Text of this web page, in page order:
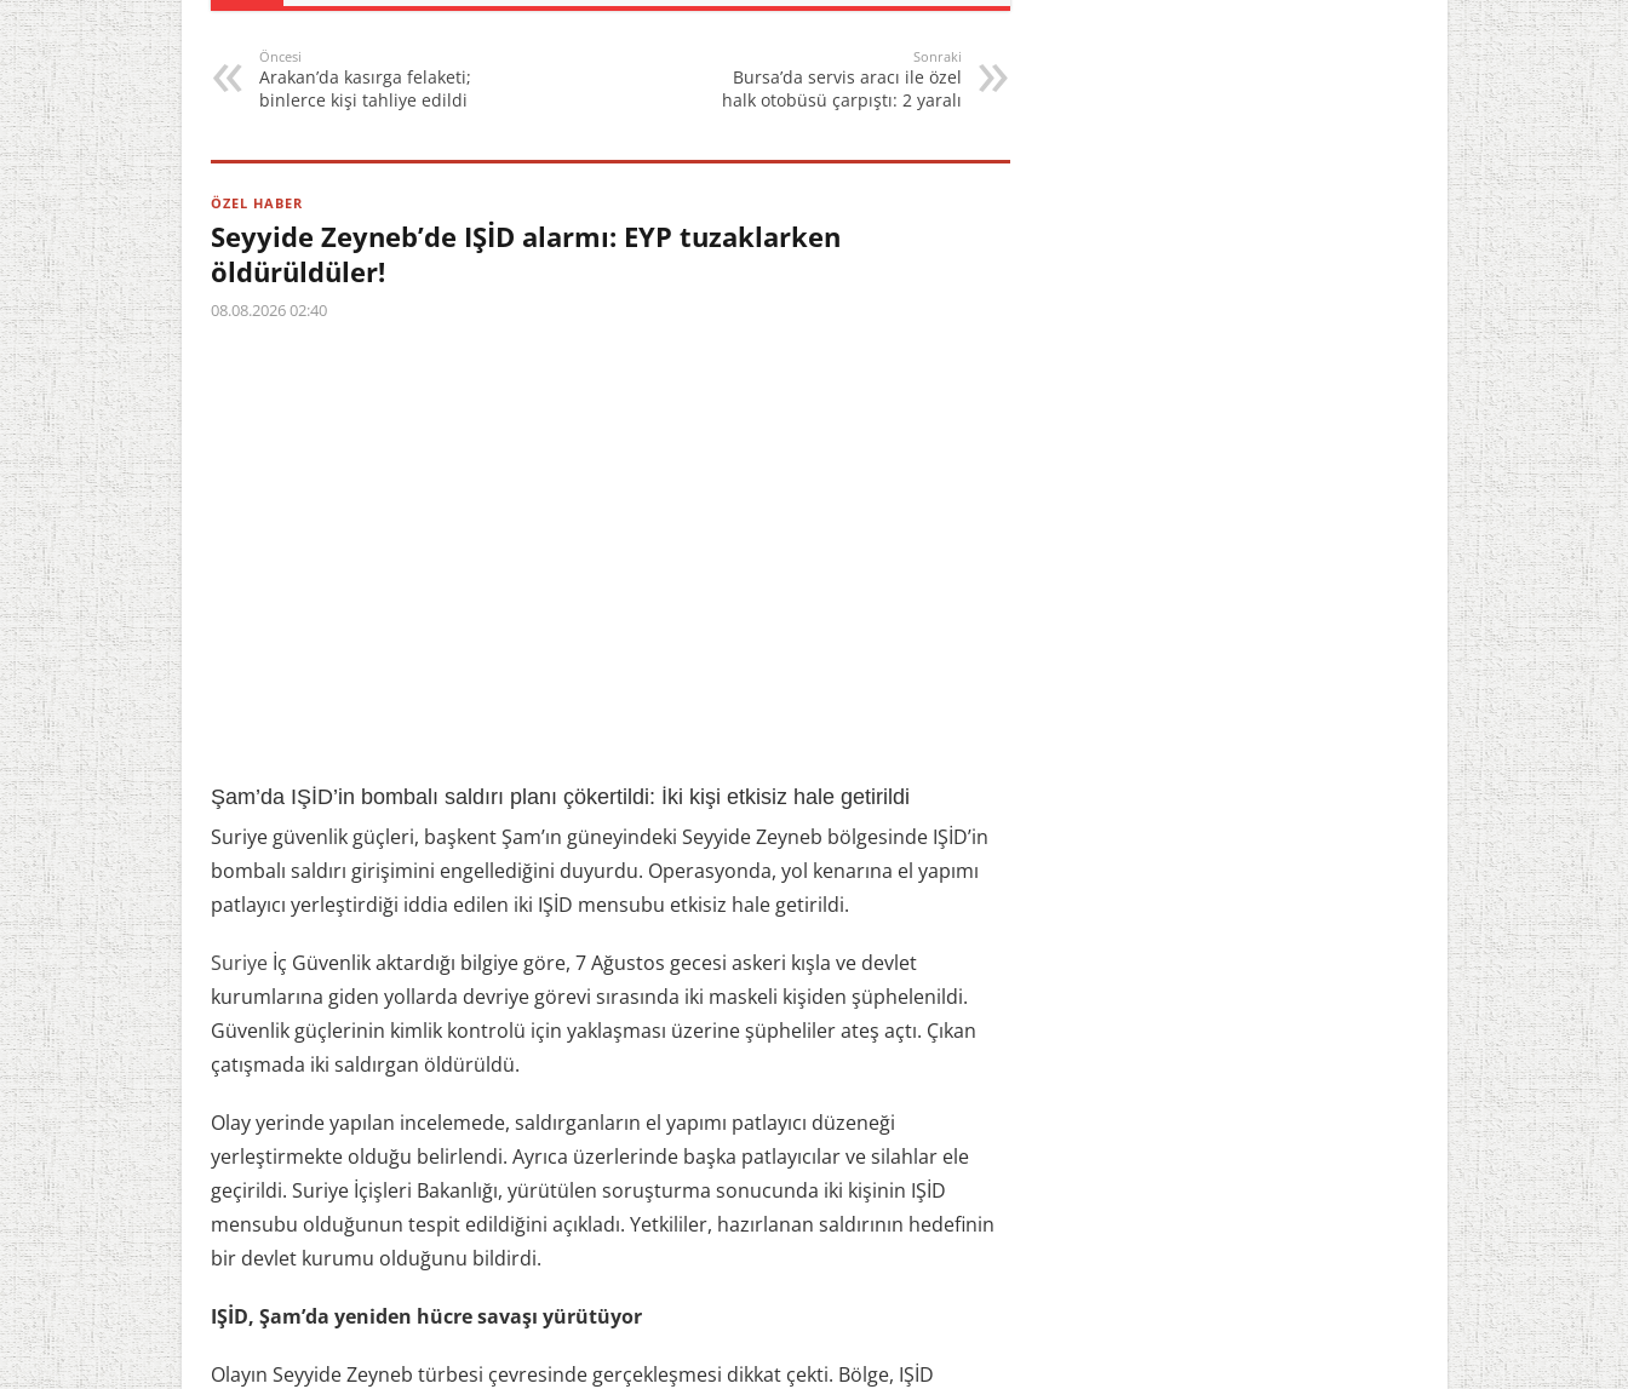
Öncesi
Arakan’da kasırga felaketi;
binlerce kişi tahliye edildi
Sonraki
Bursa’da servis aracı ile özel
halk otobüsü çarpıştı: 2 yaralı
ÖZEL HABER
Seyyide Zeyneb’de IŞİD alarmı: EYP tuzaklarken
öldürüldüler!
08.08.2026 02:40
Şam’da IŞİD’in bombalı saldırı planı çökertildi: İki kişi etkisiz hale getirildi
Suriye güvenlik güçleri, başkent Şam’ın güneyindeki Seyyide Zeyneb bölgesinde IŞİD’in
bombalı saldırı girişimini engellediğini duyurdu. Operasyonda, yol kenarına el yapımı
patlayıcı yerleştirdiği iddia edilen iki IŞİD mensubu etkisiz hale getirildi.
Suriyeİç Güvenlik aktardığı bilgiye göre, 7 Ağustos gecesi askeri kışla ve devlet
kurumlarına giden yollarda devriye görevi sırasında iki maskeli kişiden şüphelenildi.
Güvenlik güçlerinin kimlik kontrolü için yaklaşması üzerine şüpheliler ateş açtı. Çıkan
çatışmada iki saldırgan öldürüldü.
Olay yerinde yapılan incelemede, saldırganların el yapımı patlayıcı düzeneği
yerleştirmekte olduğu belirlendi. Ayrıca üzerlerinde başka patlayıcılar ve silahlar ele
geçirildi. Suriye İçişleri Bakanlığı, yürütülen soruşturma sonucunda iki kişinin IŞİD
mensubu olduğunun tespit edildiğini açıkladı. Yetkililer, hazırlanan saldırının hedefinin
bir devlet kurumu olduğunu bildirdi.
IŞİD, Şam’da yeniden hücre savaşı yürütüyor
Olayın Seyyide Zeyneb türbesi çevresinde gerçekleşmesi dikkat çekti. Bölge, IŞİD